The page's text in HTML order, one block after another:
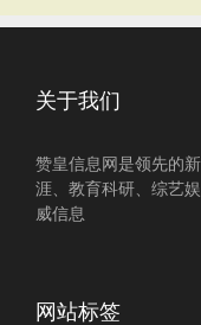
关于我们
赞皇信息网是领先的
涯、教育科研、综艺
威信息
网站标签